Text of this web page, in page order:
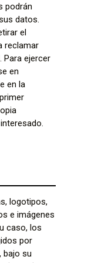
podrán
datos.
el
reclamar
Para ejercer
en
en la
logotipos,
e imágenes
caso, los
por
bajo su